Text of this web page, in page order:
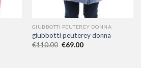
GIUBBOTTI PEUTEREY DONNA
giubbotti peuterey donna
€110.00 €69.00